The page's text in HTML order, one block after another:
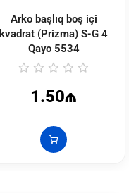
Arko başlıq boş içi
kvadrat (Prizma) S-G 4
Qayo 5534
1.50₼